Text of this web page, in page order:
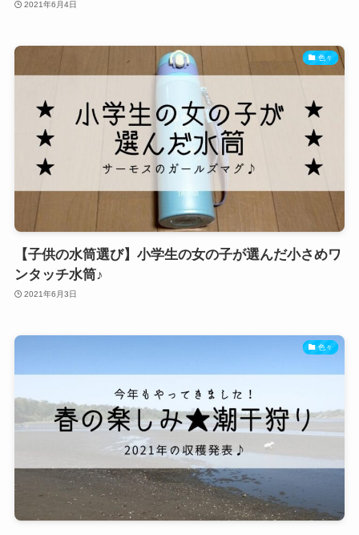
2021年6月4日
色々
【子供の水筒選び】小学生の女の子が選んだ小さめワ
ンタッチ水筒♪
2021年6月3日
色々